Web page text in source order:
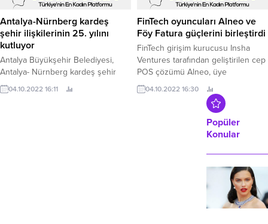
koleksiyonu ile damga vurdu.
Antalya-Nürnberg kardeş
şehir ilişkilerinin 25. yılını
kutluyor
Antalya Büyükşehir Belediyesi,
Antalya- Nürnberg kardeş şehir
ilişkilerinin 25.
04.10.2022 16:11
FinTech oyuncuları Alneo ve
Föy Fatura güçlerini birleştirdi
FinTech girişim kurucusu Insha
Ventures tarafından geliştirilen cep
POS çözümü Alneo, üye
işyerlerinin hayatını kolaylaştıracak
ve avantajlar sağlayacak yeni bir iş
ortaklığına imza attı.
04.10.2022 16:30
Popüler
Konular